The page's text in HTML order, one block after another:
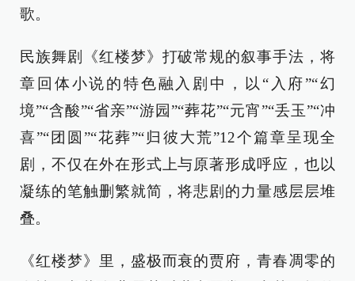
歌。
民族舞剧《红楼梦》打破常规的叙事手法，将
章回体小说的特色融入剧中，以“入府”“幻
境”“含酸”“省亲”“游园”“葬花”“元宵”“丢玉”“冲
喜”“团圆”“花葬”“归彼大荒”12个篇章呈现全
剧，不仅在外在形式上与原著形成呼应，也以
凝练的笔触删繁就简，将悲剧的力量感层层堆
叠。
《红楼梦》里，盛极而衰的贾府，青春凋零的